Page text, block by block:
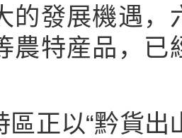
的發展機遇，
農特産品，已
以“黔貨出